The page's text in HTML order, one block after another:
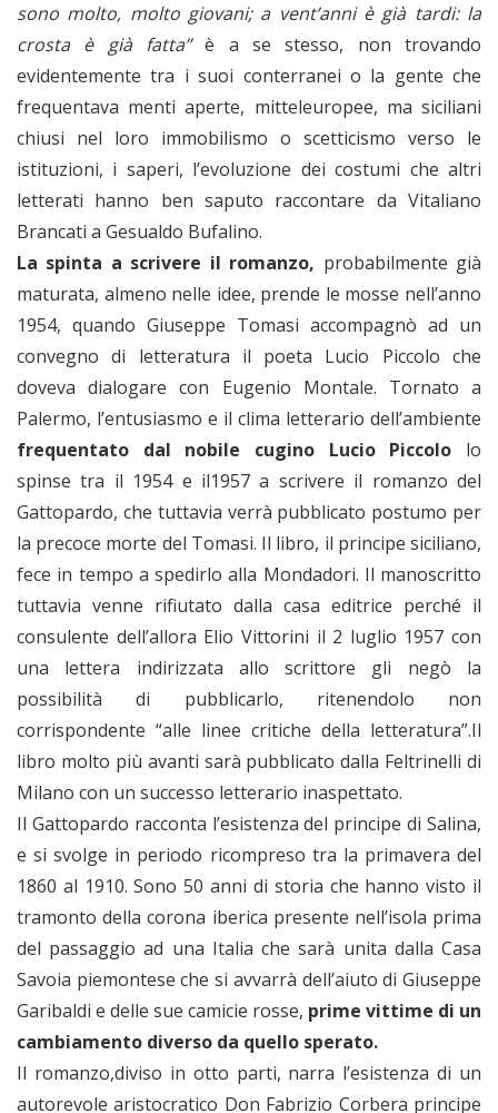
sono molto, molto giovani; a vent’anni è già tardi: la
crosta è già fatta”è a se stesso, non trovando
evidentemente tra i suoi conterranei o la gente che
frequentava menti aperte, mitteleuropee, ma siciliani
chiusi nel loro immobilismo o scetticismo verso le
istituzioni, i saperi, l’evoluzione dei costumi che altri
letterati hanno ben saputo raccontare da Vitaliano
Brancati a Gesualdo Bufalino.
La spinta a scrivere il romanzo, probabilmente già
maturata, almeno nelle idee, prende le mosse nell’anno
1954, quando Giuseppe Tomasi accompagnò ad un
convegno di letteratura il poeta Lucio Piccolo che
doveva dialogare con Eugenio Montale. Tornato a
Palermo, l’entusiasmo e il clima letterario dell’ambiente
frequentato dal nobile cugino Lucio Piccolo lo
spinse tra il 1954 e il1957 a scrivere il romanzo del
Gattopardo, che tuttavia verrà pubblicato postumo per
la precoce morte del Tomasi. Il libro, il principe siciliano,
fece in tempo a spedirlo alla Mondadori. Il manoscritto
tuttavia venne rifiutato dalla casa editrice perché il
consulente dell’allora Elio Vittorini il 2 luglio 1957 con
una lettera indirizzata allo scrittore gli negò la
possibilità di pubblicarlo, ritenendolo non
corrispondente “alle linee critiche della letteratura”.Il
libro molto più avanti sarà pubblicato dalla Feltrinelli di
Milano con un successo letterario inaspettato.
Il Gattopardo racconta l’esistenza del principe di Salina,
e si svolge in periodo ricompreso tra la primavera del
1860 al 1910. Sono 50 anni di storia che hanno visto il
tramonto della corona iberica presente nell’isola prima
del passaggio ad una Italia che sarà unita dalla Casa
Savoia piemontese che si avvarrà dell’aiuto di Giuseppe
Garibaldi e delle sue camicie rosse, prime vittime di un
cambiamento diverso da quello sperato.
Il romanzo,diviso in otto parti, narra l’esistenza di un
autorevole aristocratico Don Fabrizio Corbera principe